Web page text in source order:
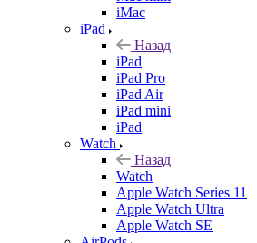
iMac
iPad
Назад
iPad
iPad Pro
iPad Air
iPad mini
iPad
Watch
Назад
Watch
Apple Watch Series 11
Apple Watch Ultra
Apple Watch SE